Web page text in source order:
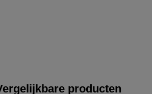
producten